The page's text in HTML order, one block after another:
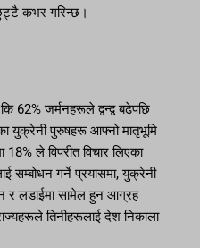
कभर गरिन्छ।
62% जर्मनहरूले द्वन्द्व बढेपछि
युक्रेनी पुरुषहरू आफ्नो मातृभूमि
ले विपरीत विचार लिएका
सम्बोधन गर्ने प्रयासमा, युक्रेनी
र लडाईमा सामेल हुन आग्रह
तिनीहरूलाई देश निकाला